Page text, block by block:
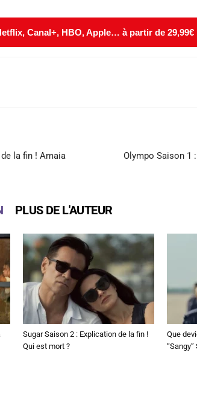
Canal+, HBO, Apple… à partir de 29,99€
la fin ! Amaia
Olympo Saison 1
PLUS DE L'AUTEUR
Sugar Saison 2 : Explication de la fin !
Qui est mort ?
Que